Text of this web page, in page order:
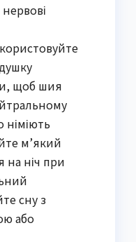
щоб шия
м’який
на ніч при
сну з
або